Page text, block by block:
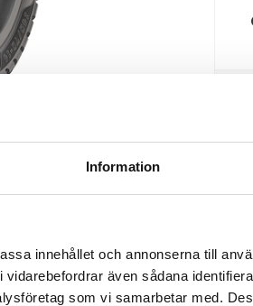
Information
innehållet och annonserna till
även sådana
som vi samarbetar med.